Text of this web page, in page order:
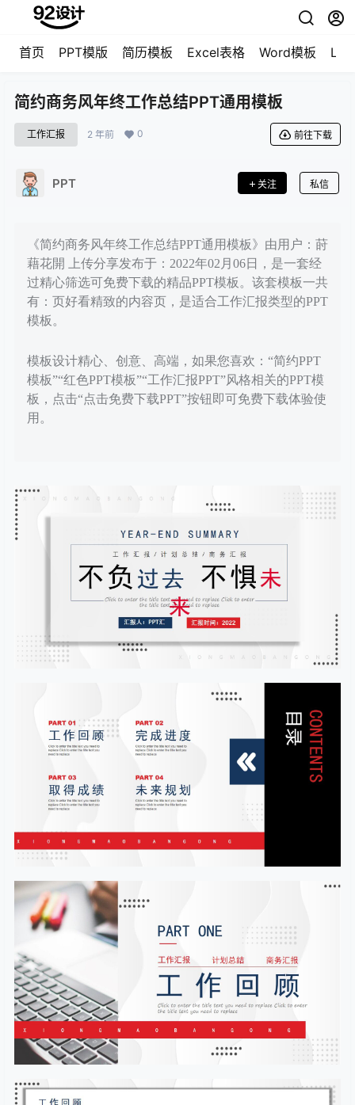
首页 PPT模版 简历模板 Excel表格 Word模板
简约商务风年终工作总结PPT通用模板
工作汇报 2 年前 0 前往下载
PPT 关注 私信
《简约商务风年终工作总结PPT通用模板》由用户：莳
藉花開 上传分享发布于：2022年02月06日，是一套经
过精心筛选可免费下载的精品PPT模板。该套模板一共
有：页好看精致的内容页，是适合工作汇报类型的PPT
模板。
模板设计精心、创意、高端，如果您喜欢：“简约PPT
模板”“红色PPT模板”“工作汇报PPT”风格相关的PPT模
板，点击“点击免费下载PPT”按钮即可免费下载体验使
用。